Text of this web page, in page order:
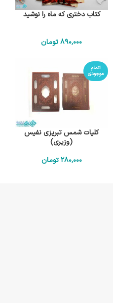
کتاب دختری که ماه را نوشید
890٬000تومان
اتمام
موجودی
کلیات شمس تبریزی نفیس
(وزیری)
280٬000 تومان